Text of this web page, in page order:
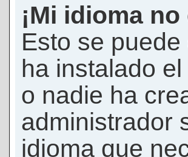
¡Mi idioma
Esto se
ha instalado
o nadie ha
administrador
idioma que